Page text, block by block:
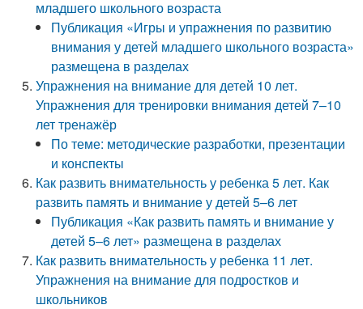
младшего школьного возраста
Публикация «Игры и упражнения по развитию
внимания у детей младшего школьного возраста»
размещена в разделах
Упражнения на внимание для детей 10 лет.
Упражнения для тренировки внимания детей 7–10
лет тренажёр
По теме: методические разработки, презентации
и конспекты
Как развить внимательность у ребенка 5 лет. Как
развить память и внимание у детей 5–6 лет
Публикация «Как развить память и внимание у
детей 5–6 лет» размещена в разделах
Как развить внимательность у ребенка 11 лет.
Упражнения на внимание для подростков и
школьников